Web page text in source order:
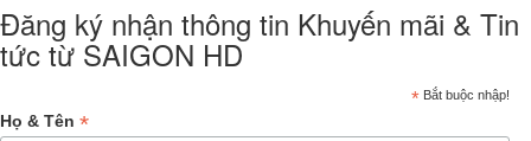
Đăng ký nhận thông tin Khuyến mãi & Tin
tức từ SAIGON HD
* Bắt buộc nhập!
Họ & Tên *